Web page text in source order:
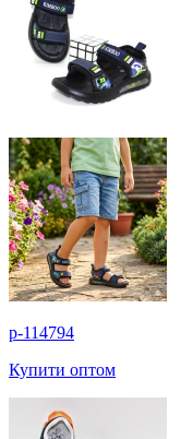
p-114794
Купити оптом